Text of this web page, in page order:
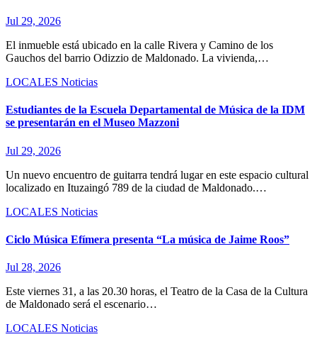
Jul 29, 2026
El inmueble está ubicado en la calle Rivera y Camino de los
Gauchos del barrio Odizzio de Maldonado. La vivienda,…
LOCALES Noticias
Estudiantes de la Escuela Departamental de Música de la IDM
se presentarán en el Museo Mazzoni
Jul 29, 2026
Un nuevo encuentro de guitarra tendrá lugar en este espacio cultural
localizado en Ituzaingó 789 de la ciudad de Maldonado.…
LOCALES Noticias
Ciclo Música Efímera presenta “La música de Jaime Roos”
Jul 28, 2026
Este viernes 31, a las 20.30 horas, el Teatro de la Casa de la Cultura
de Maldonado será el escenario…
LOCALES Noticias